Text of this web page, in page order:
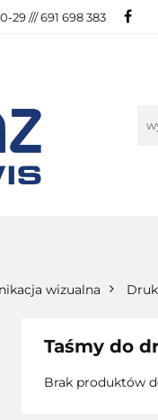
29 /// 691 698 383
wizualna
Taśmy do
Brak produktów